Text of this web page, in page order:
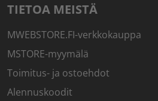
TIETOA MEISTÄ
MWEBSTORE.FI-verkkokauppa
MSTORE-myymälä
Toimitus- ja ostoehdot
Alennuskoodit